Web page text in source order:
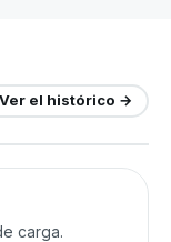
Ver el histórico →
carga.